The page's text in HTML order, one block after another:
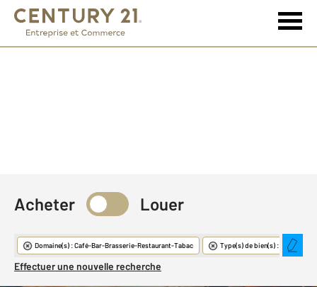
Commerce & Fonds
Acheter Louer
Domaine(s) : Café-Bar-Brasserie-Restaurant-Tabac Type(s) de bien(s) : Bar
Effectuer une nouvelle recherche